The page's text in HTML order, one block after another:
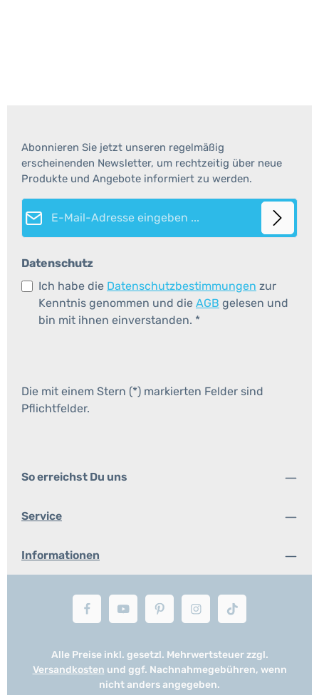
Abonnieren Sie jetzt unseren regelmäßig
erscheinenden Newsletter, um rechtzeitig über neue
Produkte und Angebote informiert zu werden.
E-Mail-Adresse*
Datenschutz
Ich habe die Datenschutzbestimmungen zur
Kenntnis genommen und die AGB gelesen und
bin mit ihnen einverstanden. *
Die mit einem Stern (*) markierten Felder sind
Pflichtfelder.
So erreichst Du uns
Service
Informationen
Alle Preise inkl. gesetzl. Mehrwertsteuer zzgl.
Versandkosten und ggf. Nachnahmegebühren, wenn
nicht anders angegeben.